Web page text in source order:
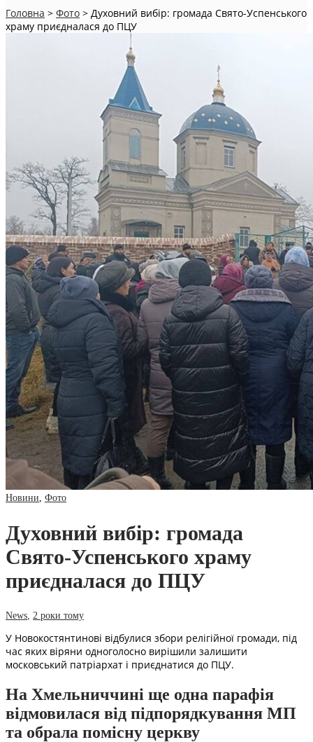
Головна > Фото > Духовний вибір: громада Свято-Успенського
храму приєдналася до ПЦУ
Новини Фото
Духовний вибір: громада
Свято-Успенського храму
приєдналася до ПЦУ
News 2 роки тому
У Новокостянтинові відбулися збори релігійної громади, під
час яких віряни одноголосно вирішили залишити
московський патріархат і приєднатися до ПЦУ.
На Хмельниччині ще одна парафія
відмовилася від підпорядкування МП
та обрала помісну церкву